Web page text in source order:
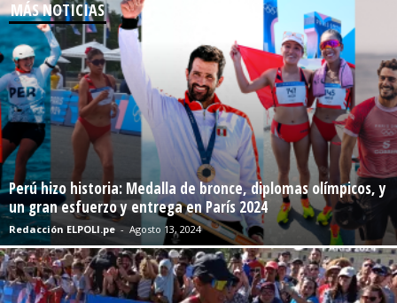
MÁS NOTICIAS
Perú hizo historia: Medalla de bronce, diplomas olímpicos, y
un gran esfuerzo y entrega en París 2024
Redacción ELPOLI.pe - Agosto 13, 2024